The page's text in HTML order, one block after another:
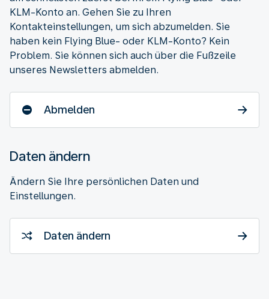
KLM-Konto an. Gehen Sie zu Ihren
Kontakteinstellungen, um sich abzumelden. Sie
haben kein Flying Blue- oder KLM-Konto? Kein
Problem. Sie können sich auch über die Fußzeile
unseres Newsletters abmelden.
Abmelden
Daten ändern
Ändern Sie Ihre persönlichen Daten und
Einstellungen.
Daten ändern